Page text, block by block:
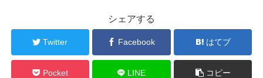
シェアする
Twitter Facebook はてブ
Pocket LINE コピー